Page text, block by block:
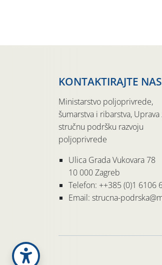
KONTAKTIRAJTE NAS
Ministarstvo poljoprivrede,
šumarstva i ribarstva, Uprava
stručnu podršku razvoju
poljoprivrede
Ulica Grada Vukovara 78
10 000 Zagreb
Telefon: ++385 (0)1 6106
Email: strucna-